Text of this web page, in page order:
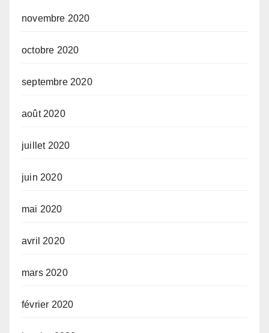
novembre 2020
octobre 2020
septembre 2020
août 2020
juillet 2020
juin 2020
mai 2020
avril 2020
mars 2020
février 2020